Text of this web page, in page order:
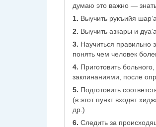
думаю это важно —
1. Выучить рукъийя
2. Выучить азкары и
3. Научиться правильно
понять чем человек
4. Приготовить
заклинаниями, после
5. Подготовить
(в этот пункт входят
др.)
6. Следить за